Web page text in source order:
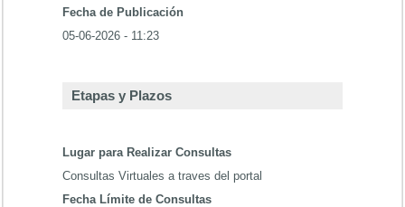
Fecha de Publicación
05-06-2026 - 11:23
Etapas y Plazos
Lugar para Realizar Consultas
Consultas Virtuales a traves del portal
Fecha Límite de Consultas